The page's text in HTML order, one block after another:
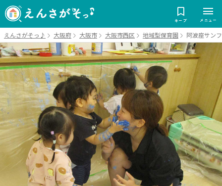
キープ メニュー
えんさがそっ♪ 大阪府 大阪市 大阪市西区 地域型保育園 阿波座サン